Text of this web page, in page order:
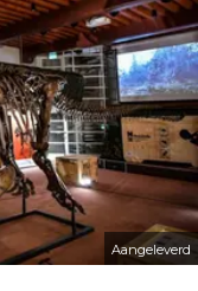
Aangeleverd